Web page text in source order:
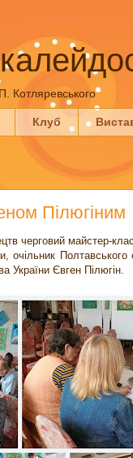
Котляревського
Клуб
Пілюгіним
черговий майстер-
очільник
України Євген Пілюгін.